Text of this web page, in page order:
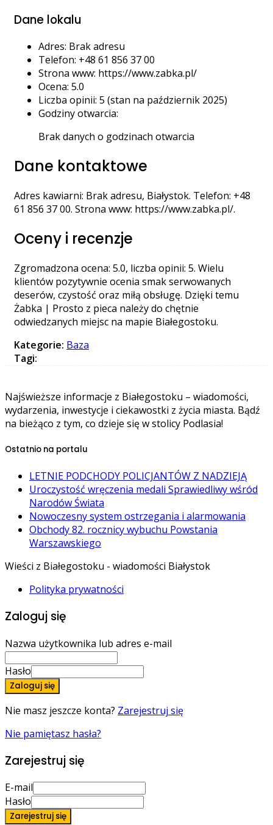
Dane lokalu
Adres: Brak adresu
Telefon: +48 61 856 37 00
Strona www: https://www.zabka.pl/
Ocena: 5.0
Liczba opinii: 5 (stan na październik 2025)
Godziny otwarcia:
Brak danych o godzinach otwarcia
Dane kontaktowe
Adres kawiarni: Brak adresu, Białystok. Telefon: +48
61 856 37 00. Strona www: https://www.zabka.pl/.
Oceny i recenzje
Zgromadzona ocena: 5.0, liczba opinii: 5. Wielu
klientów pozytywnie ocenia smak serwowanych
deserów, czystość oraz miłą obsługę. Dzięki temu
Żabka | Prosto z pieca należy do chętnie
odwiedzanych miejsc na mapie Białegostoku.
Kategorie: Baza
Tagi:
Najświeższe informacje z Białegostoku – wiadomości,
wydarzenia, inwestycje i ciekawostki z życia miasta. Bądź
na bieżąco z tym, co dzieje się w stolicy Podlasia!
Ostatnio na portalu
LETNIE PODCHODY POLICJANTÓW Z NADZIEJĄ
Uroczystość wręczenia medali Sprawiedliwy wśród
Narodów Świata
Nowoczesny system ostrzegania i alarmowania
Obchody 82. rocznicy wybuchu Powstania
Warszawskiego
Wieści z Białegostoku - wiadomości Białystok
Polityka prywatności
Zaloguj się
Nazwa użytkownika lub adres e-mail
Hasło
Zaloguj się
Nie masz jeszcze konta? Zarejestruj się
Nie pamiętasz hasła?
Zarejestruj się
E-mail
Hasło
Zarejestruj się